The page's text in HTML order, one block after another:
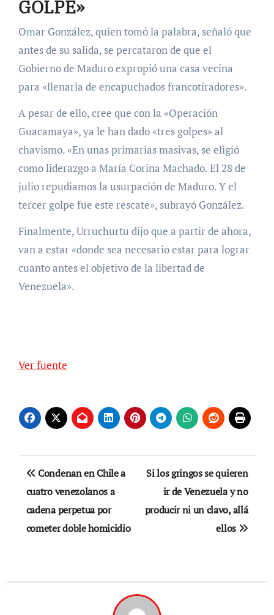
GOLPE»
Omar González, quien tomó la palabra, señaló que
antes de su salida, se percataron de que el
Gobierno de Maduro expropió una casa vecina
para «llenarla de encapuchados francotiradores».
A pesar de ello, cree que con la «Operación
Guacamaya», ya le han dado «tres golpes» al
chavismo. «En unas primarias masivas, se eligió
como liderazgo a María Corina Machado. El 28 de
julio repudiamos la usurpación de Maduro. Y el
tercer golpe fue este rescate», subrayó González.
Finalmente, Urruchurtu dijo que a partir de ahora,
van a estar «donde sea necesario estar para lograr
cuanto antes el objetivo de la libertad de
Venezuela».
Ver fuente
Navegación
de
entradas
Condenan en Chile a
cuatro venezolanos a
cadena perpetua por
cometer doble homicidio
Si los gringos se quieren
ir de Venezuela y no
producir ni un clavo, allá
ellos